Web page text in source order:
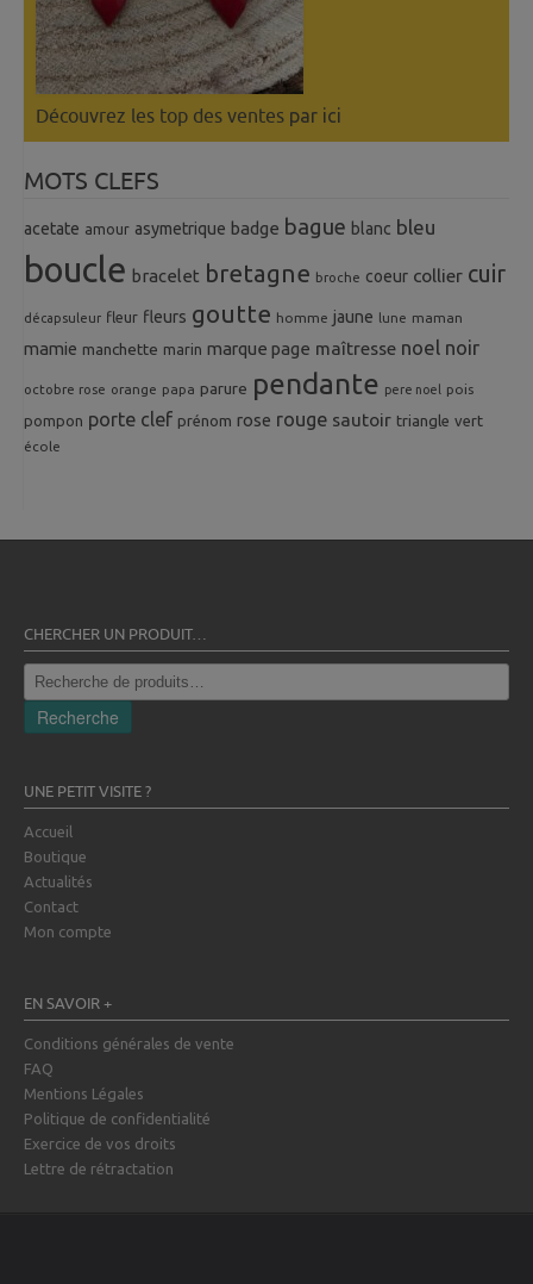
Découvrez les top des ventes par ici
MOTS CLEFS
acetate amour asymetrique badge bague blanc bleu
boucle bracelet bretagne broche coeur collier cuir
décapsuleur fleur fleurs goutte homme jaune lune maman
mamie manchette marin marque page maîtresse noel noir
octobre rose orange papa parure pendante pere noel pois
pompon porte clef prénom rose rouge sautoir triangle vert
école
CHERCHER UN PRODUIT…
Recherche
pour :
Recherche
UNE PETIT VISITE ?
Accueil
Boutique
Actualités
Contact
Mon compte
EN SAVOIR +
Conditions générales de vente
FAQ
Mentions Légales
Politique de confidentialité
Exercice de vos droits
Lettre de rétractation